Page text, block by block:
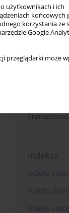
użytkownikach i ich
końcowych
korzystania ze
Google
przeglądarki może
Auto-
and Needs
The
Priority?
Indeksy
Indeks
Indeks
Indeks